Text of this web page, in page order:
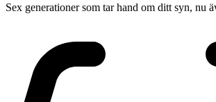
Sex generationer som tar hand om ditt syn, nu